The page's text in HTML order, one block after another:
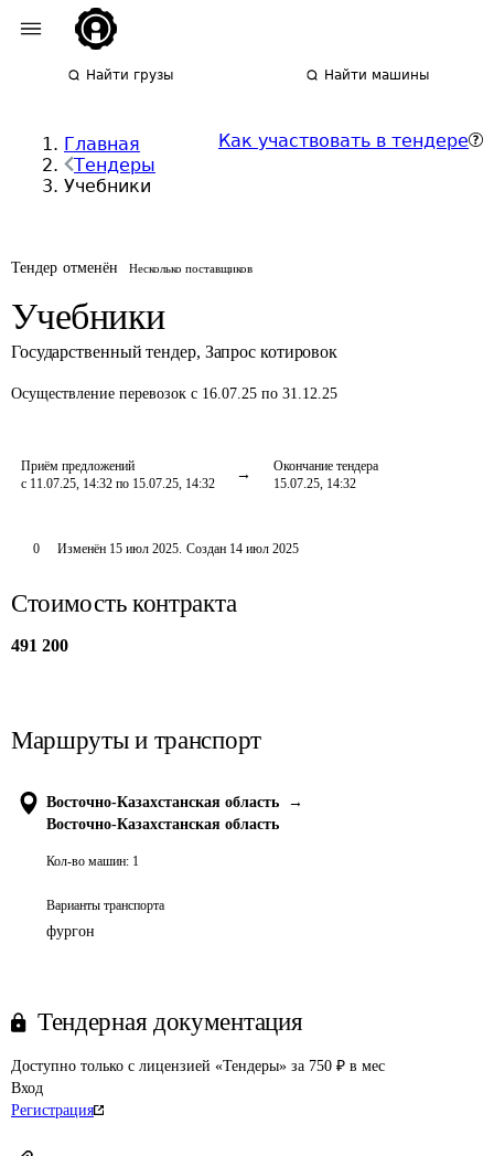
Найти грузы Найти машины
Главная
Тендеры
Учебники
Как участвовать в тендере
Тендер отменён Несколько поставщиков
Учебники
Государственный тендер, Запрос котировок
Осуществление перевозок с 16.07.25 по 31.12.25
Приём предложений
с 11.07.25, 14:32 по 15.07.25, 14:32
Окончание тендера
15.07.25, 14:32
0 Изменён 15 июл 2025. Создан 14 июл 2025
Стоимость контракта
491 200
Маршруты и транспорт
Восточно-Казахстанская область
→
Восточно-Казахстанская область
Кол-во машин: 1
Варианты транспорта
фургон
Тендерная документация
Доступно только с лицензией «Тендеры» за 750 ₽ в мес
Вход
Регистрация